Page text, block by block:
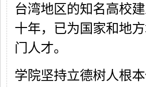
台湾地区的知名高校
十年，已为国家和地
门人才。
学院坚持立德树人根